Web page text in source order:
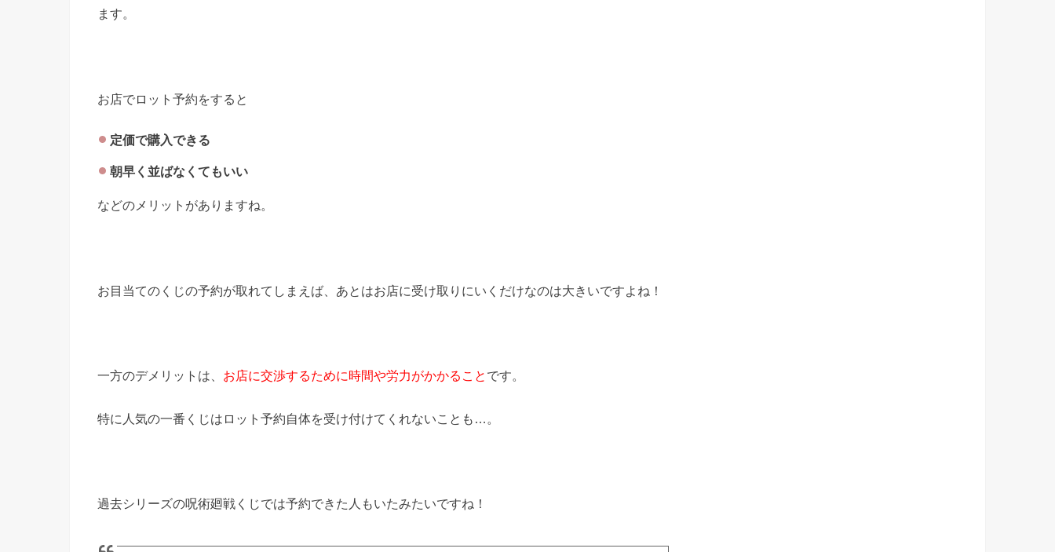
ます。
お店でロット予約をすると
定価で購入できる
朝早く並ばなくてもいい
などのメリットがありますね。
お目当てのくじの予約が取れてしまえば、あとはお店に受け取りにいくだけなのは大きいですよね！
一方のデメリットは、 お店に交渉するために時間や労力がかかること です。
特に人気の一番くじはロット予約自体を受け付けてくれないことも…。
過去シリーズの呪術廻戦くじでは予約できた人もいたみたいですね！